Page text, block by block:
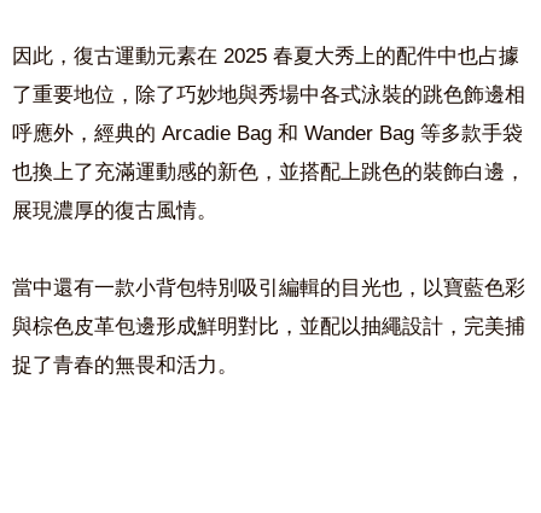
因此，復古運動元素在 2025 春夏大秀上的配件中也占據
了重要地位，除了巧妙地與秀場中各式泳裝的跳色飾邊相
呼應外，經典的 Arcadie Bag 和 Wander Bag 等多款手袋
也換上了充滿運動感的新色，並搭配上跳色的裝飾白邊，
展現濃厚的復古風情。
當中還有一款小背包特別吸引編輯的目光也，以寶藍色彩
與棕色皮革包邊形成鮮明對比，並配以抽繩設計，完美捕
捉了青春的無畏和活力。